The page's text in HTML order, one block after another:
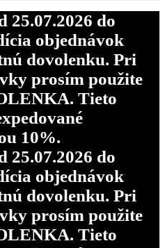
25.07.2026 do
objednávok
dovolenku. Pri
prosím použite
Tieto
10%.
25.07.2026 do
objednávok
dovolenku. Pri
prosím použite
Tieto